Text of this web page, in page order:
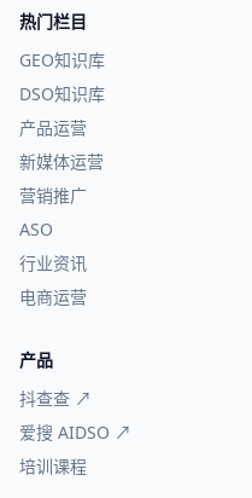
热门栏目
GEO知识库
DSO知识库
产品运营
新媒体运营
营销推广
ASO
行业资讯
电商运营
产品
抖查查 ↗
爱搜 AIDSO ↗
培训课程